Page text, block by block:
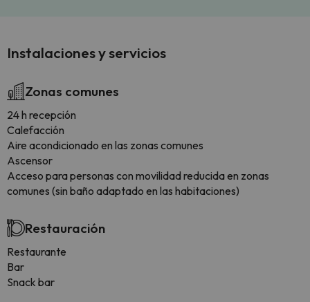
Instalaciones y servicios
Zonas comunes
24 h recepción
Calefacción
Aire acondicionado en las zonas comunes
Ascensor
Acceso para personas con movilidad reducida en zonas
comunes (sin baño adaptado en las habitaciones)
Restauración
Restaurante
Bar
Snack bar